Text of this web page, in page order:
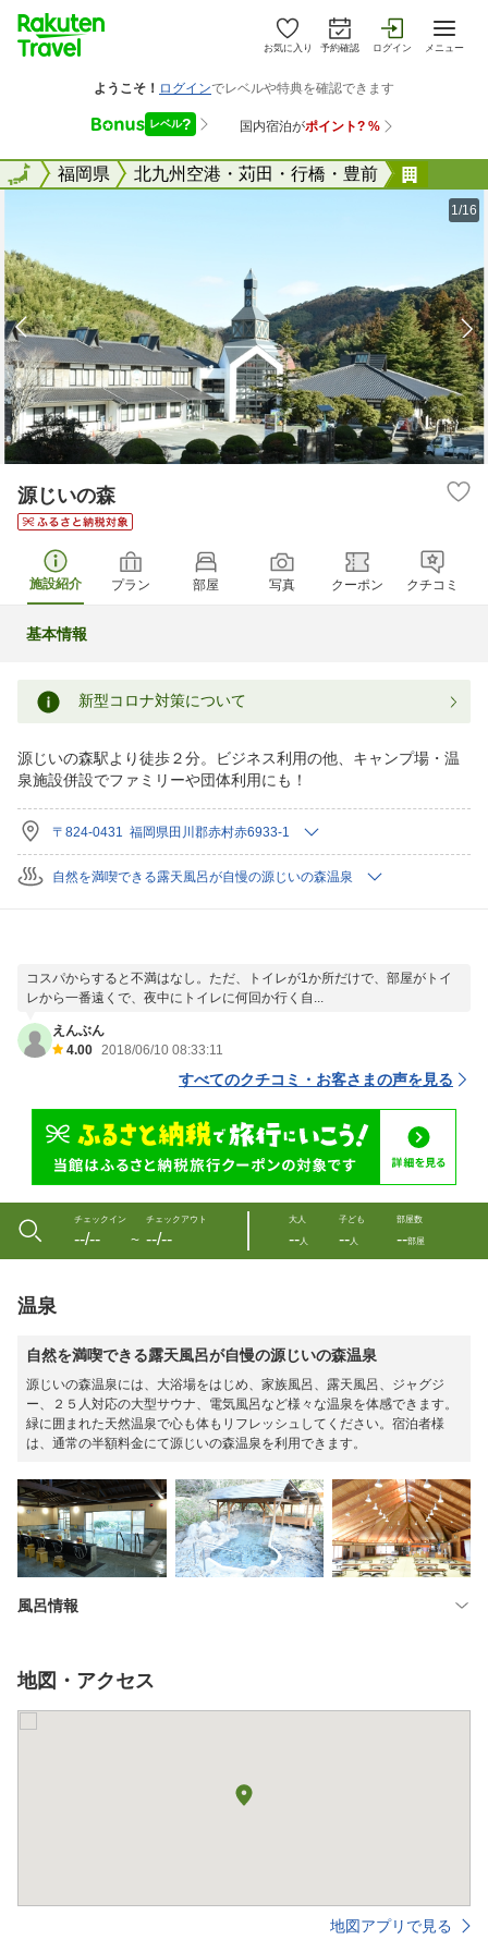
お気に入り 予約確認 ログイン メニュー
全国福岡県 北九州空港・苅田・行橋・豊前
全国
1/16
源じいの森
施設紹介 プラン 部屋 写真 クーポン クチコミ
基本情報
新型コロナ対策について
源じいの森駅より徒歩２分。ビジネス利用の他、キャンプ場・温
泉施設併設でファミリーや団体利用にも！
〒824-0431 福岡県田川郡赤村赤6933-1
自然を満喫できる露天風呂が自慢の源じいの森温泉
コスパからすると不満はなし。ただ、トイレが1か所だけで、部屋がトイ
レから一番遠くで、夜中にトイレに何回か行く自...
えんぶん
4.00 2018/06/10 08:33:11
すべてのクチコミ・お客さまの声を見る
チェックイン
--/-- 〜
チェックアウト
--/--
大人
--人
子ども
--人
部屋数
--部屋
温泉
自然を満喫できる露天風呂が自慢の源じいの森温泉
源じいの森温泉には、大浴場をはじめ、家族風呂、露天風呂、ジャグジ
ー、２５人対応の大型サウナ、電気風呂など様々な温泉を体感できます。
緑に囲まれた天然温泉で心も体もリフレッシュしてください。宿泊者様
は、通常の半額料金にて源じいの森温泉を利用できます。
風呂情報
地図・アクセス
地図アプリで見る